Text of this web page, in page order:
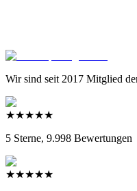
Wir sind seit 2017 Mitglied
★★★★★
5 Sterne, 9.998 Bewertungen
★★★★★